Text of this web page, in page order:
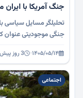
جنگ آمریکا با
تحلیلگر مسایل سیاسی
جنگی موجودیتی عنوان
۱۴۰۵/۰۵/۱۴· 3 روز پیش
اجتماعی